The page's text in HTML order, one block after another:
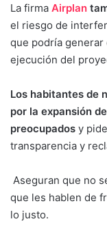
La firma Airplan
el riesgo de
que podría
ejecución del
Los habitantes de
por la expansión
preocupados y
transparencia y
Aseguran que no
que les hablen de
lo justo.